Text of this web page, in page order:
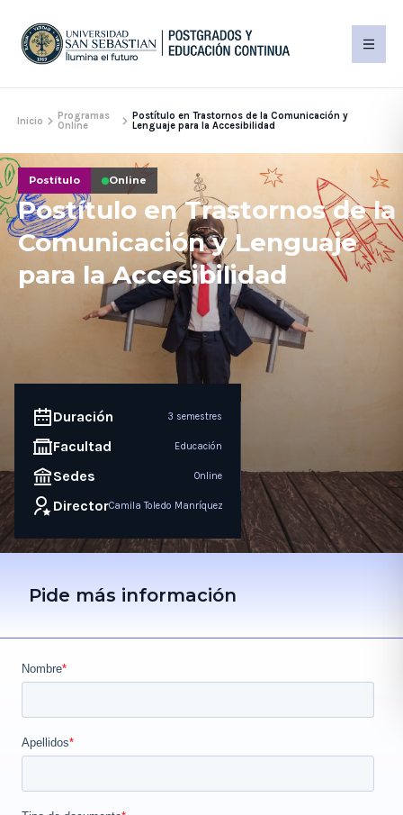
Inicio
Programas
Online
Postítulo en Trastornos de la Comunicación y
Lenguaje para la Accesibilidad
Postítulo Online
Postítulo en Trastornos de la
Comunicación y Lenguaje
para la Accesibilidad
Duración 3 semestres
Facultad Educación
Sedes Online
DirectorCamila Toledo Manríquez
Pide más información